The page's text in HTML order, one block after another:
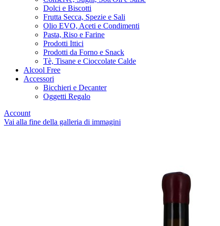
Dolci e Biscotti
Frutta Secca, Spezie e Sali
Olio EVO, Aceti e Condimenti
Pasta, Riso e Farine
Prodotti Ittici
Prodotti da Forno e Snack
Tè, Tisane e Cioccolate Calde
Alcool Free
Accessori
Bicchieri e Decanter
Oggetti Regalo
Account
Vai alla fine della galleria di immagini